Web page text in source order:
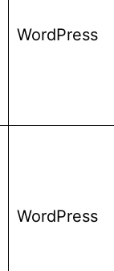
WordPress
WordPress